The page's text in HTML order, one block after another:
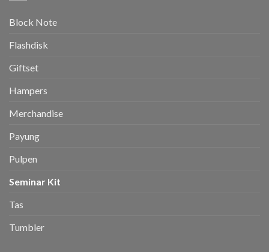
Block Note
Flashdisk
Giftset
Hampers
Merchandise
Payung
Pulpen
Seminar Kit
Tas
Tumbler